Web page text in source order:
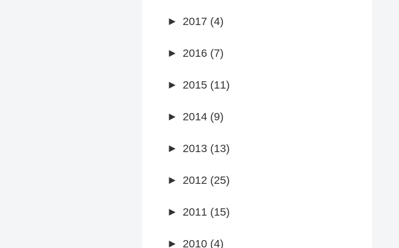
► 2017 (4)
► 2016 (7)
► 2015 (11)
► 2014 (9)
► 2013 (13)
► 2012 (25)
► 2011 (15)
► 2010 (4)